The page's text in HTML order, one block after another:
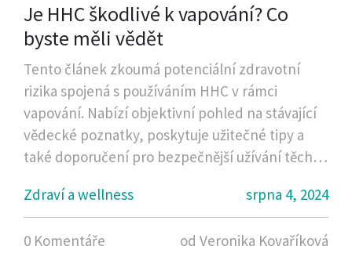
Je HHC škodlivé k vapování? Co
byste měli vědět
Tento článek zkoumá potenciální zdravotní
rizika spojená s používáním HHC v rámci
vapování. Nabízí objektivní pohled na stávající
vědecké poznatky, poskytuje užitečné tipy a
také doporučení pro bezpečnější užívání těchto
Zdraví a wellness
srpna 4, 2024
0 Komentáře od Veronika Kovaříková